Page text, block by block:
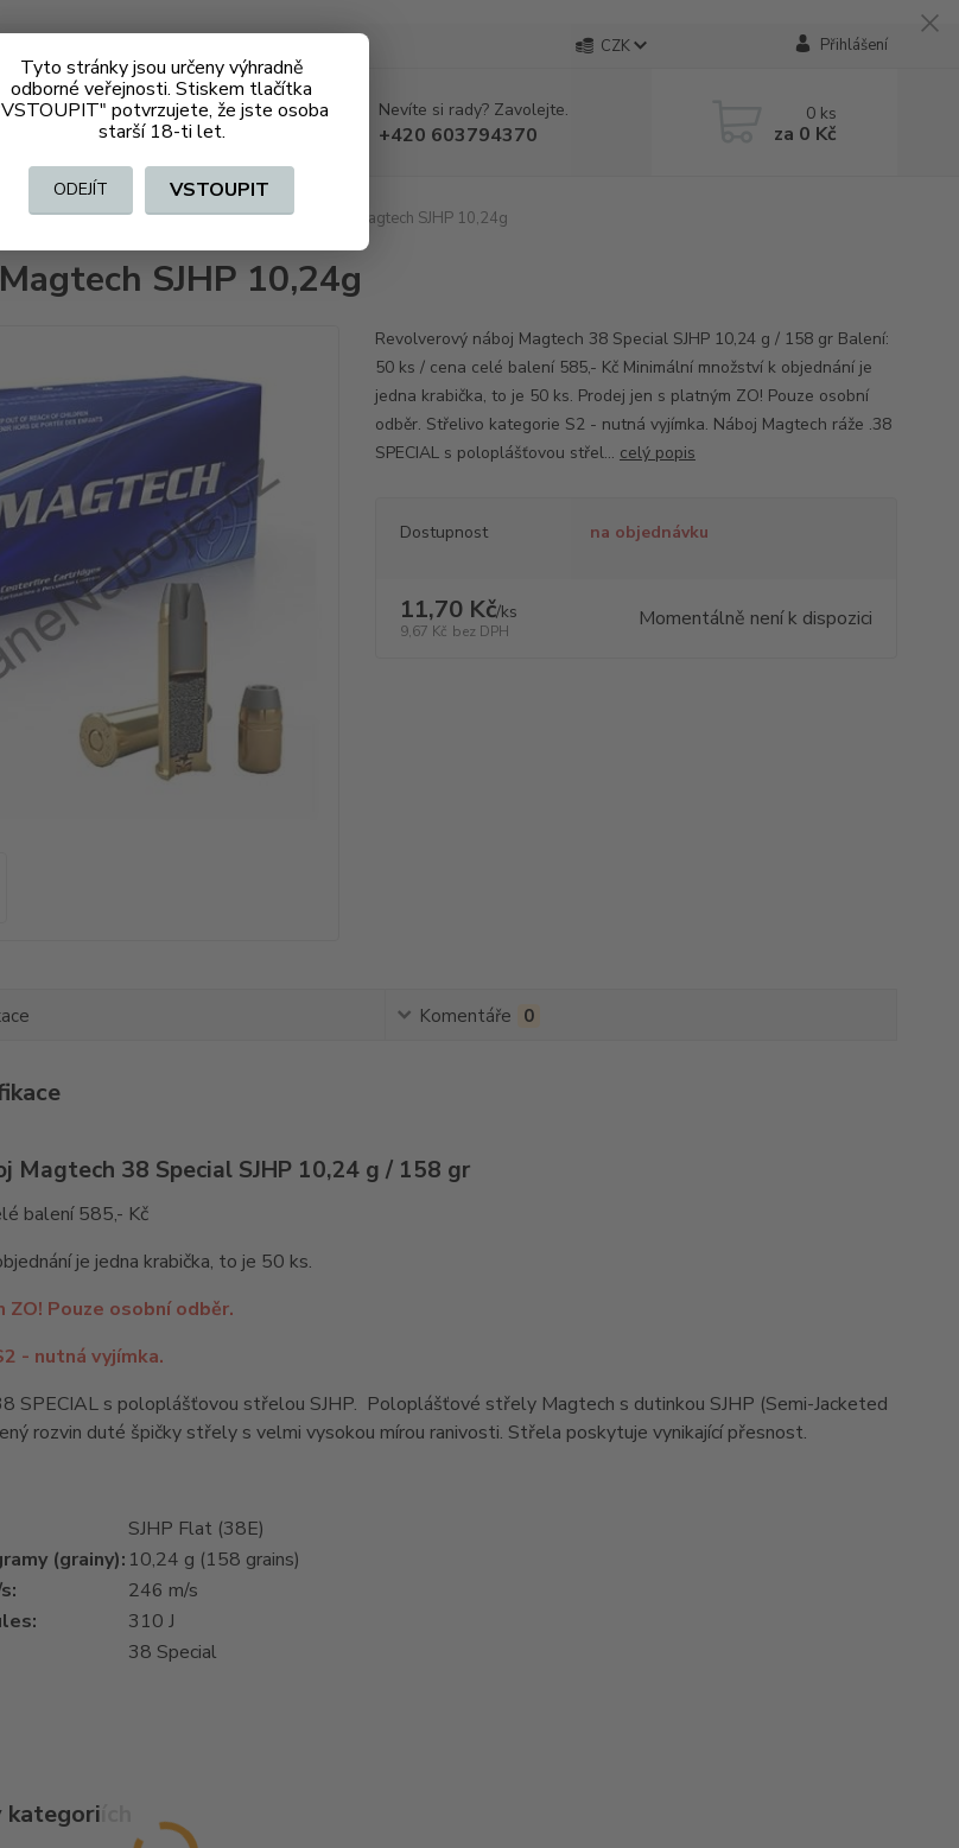
Tyto stránky jsou určeny výhradně
odborné veřejnosti. Stiskem tlačítka
potvrzujete, že jste osoba
starší 18-ti let.
ODEJÍT VSTOUPIT
CZK Přihlášení
Hledat Nevíte si rady? Zavolejte.
+420 603794370
0 ks
za 0 Kč
na ZO Pistolové, revolverové 38 Special Magtech SJHP 10,24g
SJHP 10,24g
Revolverový náboj Magtech 38 Special SJHP 10,24 g / 158 gr Balení:
50 ks / cena celé balení 585,- Kč Minimální množství k objednání je
jedna krabička, to je 50 ks. Prodej jen s platným ZO! Pouze osobní
odběr. Střelivo kategorie S2 - nutná vyjímka. Náboj Magtech ráže .38
SPECIAL s poloplášťovou střel... celý popis
Dostupnost na objednávku
11,70 Kč/ks
9,67 Kč bez DPH Momentálně není k dispozici
Komentáře 0
Magtech 38 Special SJHP 10,24 g / 158 gr
balení 585,- Kč
je jedna krabička, to je 50 ks.
Pouze osobní odběr.
- nutná vyjímka.
SPECIAL s poloplášťovou střelou SJHP. Poloplášťové střely Magtech s dutinkou SJHP (Semi-Jacketed
rozvin duté špičky střely s velmi vysokou mírou ranivosti. Střela poskytuje vynikající přesnost.
SJHP Flat (38E)
(grainy): 10,24 g (158 grains)
246 m/s
310 J
38 Special